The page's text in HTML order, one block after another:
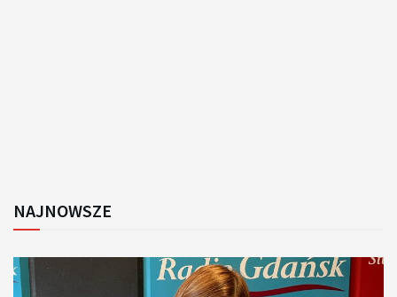
NAJNOWSZE